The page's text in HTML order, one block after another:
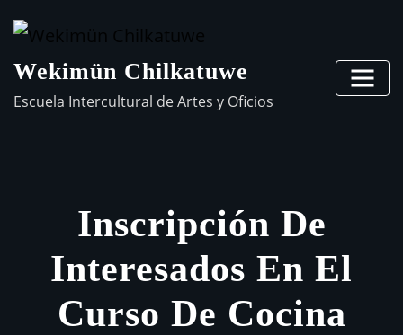
Wekimün Chilkatuwe
Escuela Intercultural de Artes y Oficios
Inscripción De
Interesados En El
Curso De Cocina